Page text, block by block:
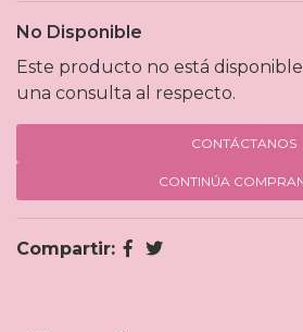
No Disponible
Este producto no está
una consulta al respecto.
CONTÁCTANOS
CONTINÚA
Compartir: